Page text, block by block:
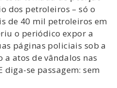
dos petroleiros – só o
de 40 mil petroleiros em
o periódico expor a
páginas policiais sob a
a atos de vândalos nas
diga-se passagem: sem